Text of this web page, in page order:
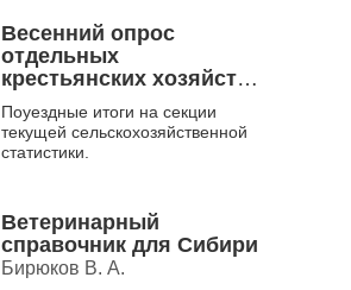
сроки посева, вызревания на
опытных п...
Весенний опрос
отдельных
крестьянских хозяйств
весной 1923 года
Поуездные итоги на секции
текущей сельскохозяйственной
статистики.
Ветеринарный
справочник для Сибири
Бирюков В. А.